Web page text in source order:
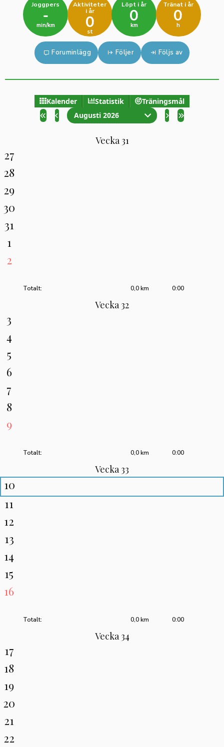
Joggpers
-
min/km
Aktiviteter
i år
0
st
Löpt i år
0
km
Tränat i år
0
h
Foruminlägg Följer Följs av
Kalender Statistik
Träningsmål
Augusti 2026
Vecka 31
27
28
29
30
31
1
2
Totalt: 0:00
0,0 km
Vecka 32
3
4
5
6
7
8
9
Totalt: 0:00
0,0 km
Vecka 33
10
11
12
13
14
15
16
Totalt: 0:00
0,0 km
Vecka 34
17
18
19
20
21
22